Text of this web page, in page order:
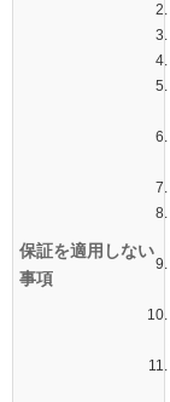
保証を適用しない
事項